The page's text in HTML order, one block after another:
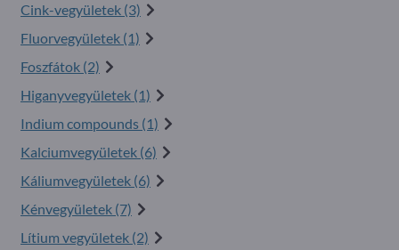
Cink-vegyületek (3)
Fluorvegyületek (1)
Foszfátok (2)
Higanyvegyületek (1)
Indium compounds (1)
Kalciumvegyületek (6)
Káliumvegyületek (6)
Kénvegyületek (7)
Lítium vegyületek (2)